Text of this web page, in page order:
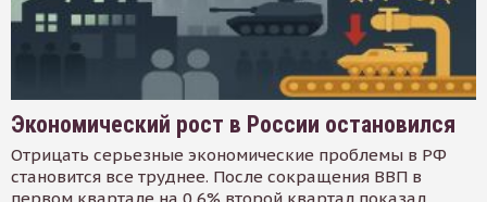
Экономический рост в России остановился
Отрицать серьезные экономические проблемы в РФ
становится все труднее. После сокращения ВВП в